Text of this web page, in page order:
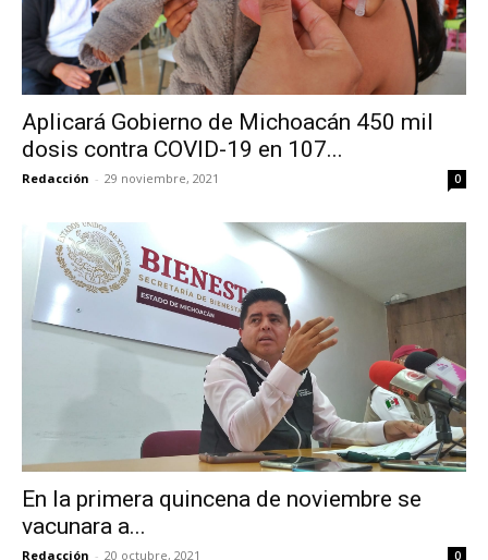
Aplicará Gobierno de Michoacán 450 mil
dosis contra COVID-19 en 107...
Redacción - 29 noviembre, 2021 0
En la primera quincena de noviembre se
vacunara a...
Redacción - 20 octubre, 2021 0